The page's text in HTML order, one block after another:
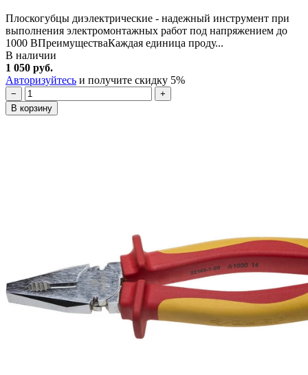
Плоскогубцы диэлектрические - надежный инструмент при
выполнения электромонтажных работ под напряжением до
1000 ВПреимуществаКаждая единица проду...
В наличии
1 050 руб.
Авторизуйтесь и получите скидку 5%
−
+
В корзину